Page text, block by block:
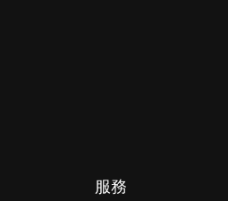
服務